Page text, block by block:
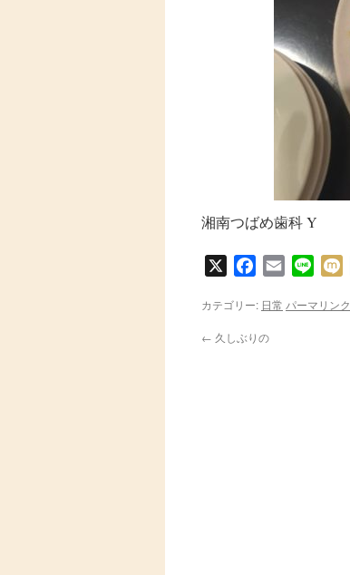
湘南つばめ歯科 Y
X Facebook
Email Line
カテゴリー: 日常 パーマリンク
← 久しぶりの